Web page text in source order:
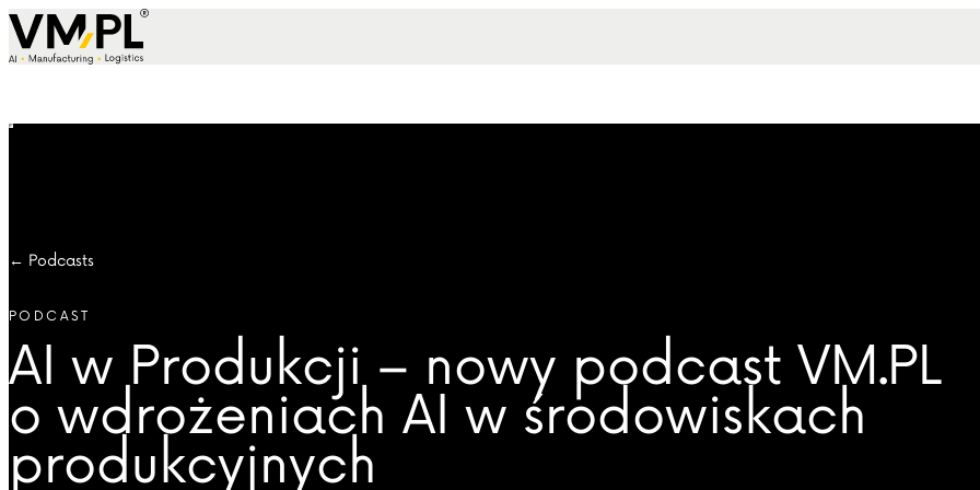
Skip to content
← Podcasts
PODCAST
AI w Produkcji – nowy podcast VM.PL
o wdrożeniach AI w środowiskach
produkcyjnych